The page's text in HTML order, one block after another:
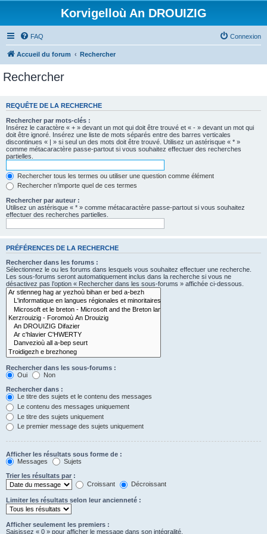
Korvigelloù An DROUIZIG
FAQ Connexion
Accueil du forum Rechercher
Rechercher
REQUÊTE DE LA RECHERCHE
Rechercher par mots-clés :
Insérez le caractère « + » devant un mot qui doit être trouvé et « - » devant un mot qui
doit être ignoré. Insérez une liste de mots séparés entre des barres verticales
discontinues « | » si seul un des mots doit être trouvé. Utilisez un astérisque « * »
comme métacaractère passe-partout si vous souhaitez effectuer des recherches
partielles.
Rechercher tous les termes ou utiliser une question comme élément
Rechercher n’importe quel de ces termes
Rechercher par auteur :
Utilisez un astérisque « * » comme métacaractère passe-partout si vous souhaitez
effectuer des recherches partielles.
PRÉFÉRENCES DE LA RECHERCHE
Rechercher dans les forums :
Sélectionnez le ou les forums dans lesquels vous souhaitez effectuer une recherche.
Les sous-forums seront automatiquement inclus dans la recherche si vous ne
désactivez pas l’option « Rechercher dans les sous-forums » affichée ci-dessous.
Rechercher dans les sous-forums :
Oui
Non
Rechercher dans :
Le titre des sujets et le contenu des messages
Le contenu des messages uniquement
Le titre des sujets uniquement
Le premier message des sujets uniquement
Afficher les résultats sous forme de :
Messages
Sujets
Trier les résultats par :
Croissant
Décroissant
Limiter les résultats selon leur ancienneté :
Afficher seulement les premiers :
Saisissez « 0 » pour afficher le message dans son intégralité.